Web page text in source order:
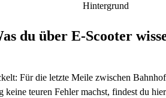
Hintergrund
du über E-Scooter
Für die letzte Meile zwischen
teuren Fehler machst, findest du